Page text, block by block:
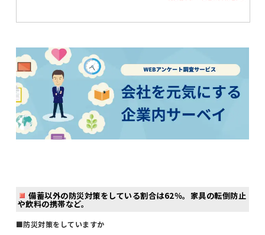
備蓄以外の防災対策をしている割合は62％。家具の転倒防止
や飲料の携帯など。
■防災対策をしていますか